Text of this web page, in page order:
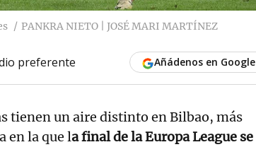
PANKRA NIETO | JOSÉ MARI MARTÍNEZ
preferente Añádenos en Google
tienen un aire distinto en Bilbao, más
en la que la final de la Europa League se